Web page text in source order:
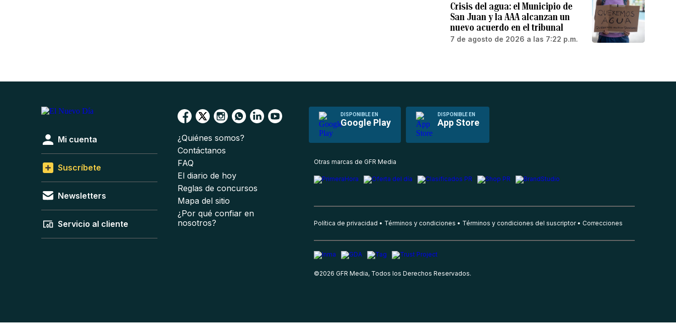
Crisis del agua: el Municipio de
San Juan y la AAA alcanzan un
nuevo acuerdo en el tribunal
7 de agosto de 2026 a las 7:22 p.m.
DISPONIBLE EN
Google Play
DISPONIBLE EN
App Store
Mi cuenta
Suscríbete
Newsletters
Servicio al cliente
¿Quiénes somos?
Contáctanos
FAQ
El diario de hoy
Reglas de concursos
Mapa del sitio
¿Por qué confiar en
nosotros?
Otras marcas de GFR Media
Política de privacidad Términos y condiciones Términos y condiciones del suscriptor Correcciones
©2026 GFR Media, Todos los Derechos Reservados.